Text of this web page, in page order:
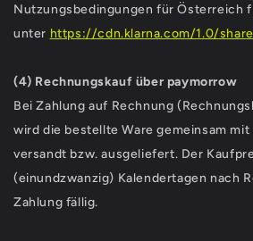
Nutzungsbedingungen für Österreich
unter https://cdn.klarna.com/1.0/
(4) Rechnungskauf über paymorrow
Bei Zahlung auf Rechnung
wird die bestellte Ware gemeinsam mit
versandt bzw. ausgeliefert. Der
(einundzwanzig) Kalendertagen nach
Zahlung fällig.